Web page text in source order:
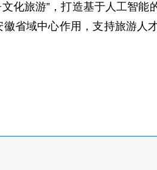
化旅游”，打造基于人工智
省域中心作用，支持旅游人